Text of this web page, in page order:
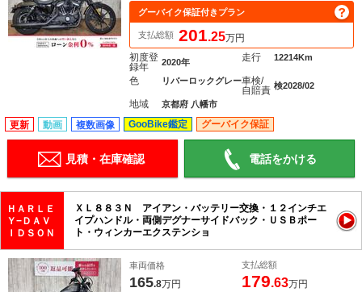
グーバイク保証付きプラン
支払総額 201.25万円
初度登
録年
2020年 走行 12214Km
色 リバーロックグレー車検/
自賠責 検2028/02
地域 京都府 八幡市
更新 動画 複数画像 GooBike鑑定 グーバイク保証
見積・在庫確認 電話をかける
ＨＡＲＬＥ
Ｙ−ＤＡＶ
ＩＤＳＯＮ
ＸＬ８８３Ｎ アイアン・バッテリー交換・１２インチエ
イプハンドル・両側デグナーサイドバック・ＵＳＢポー
ト・ウィンカーエクステンショ
車両価格
165.8万円
支払総額
179.63万円